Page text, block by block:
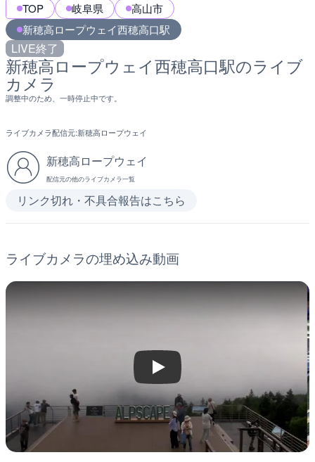
TOP 岐阜県
高山市
新穂高ロープウェイ西穂高口駅
LIVE終了
新穂高ロープウェイ西穂高口駅のライブ
カメラ
調整中のため、一時停止中です。
ライブカメラ配信元:新穂高ロープウェイ
新穂高ロープウェイ
配信元の他のライブカメラ一覧
リンク切れ・不具合報告はこちら
ライブカメラの埋め込み動画
Play